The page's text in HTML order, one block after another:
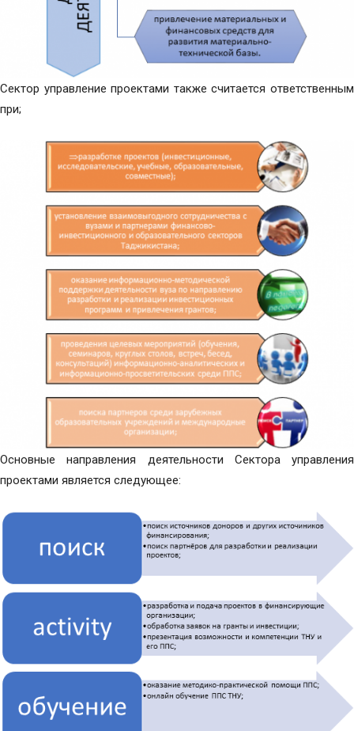
Сектор управление проектами также считается ответственным
при;
Основные направления деятельности Сектора управления
проектами является следующее: